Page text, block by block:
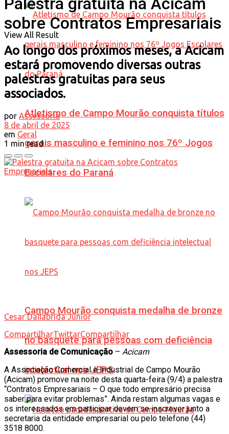
Atletismo de Campo Mourão conquista títulos
gerais masculino e feminino nos 76º Jogos
Escolares do Paraná
Campo Mourão conquista medalha de bronze
no basquete para pessoas com deficiência
intelectual nos JEPS
View All Result
sobre Contratos Empresariais
Ao longo dos próximos meses, a Acicam
estará promovendo diversas outras
palestras gratuitas para seus
associados.
por Assessoria
8 de abril de 2025
em Geral
1 min read
Cesar Dallabrida Júnior
CompartilharTwittarCompartilhar
Assessoria de Comunicação – Acicam
A Associação Comercial e Industrial de Campo Mourão
(Acicam) promove na noite desta quarta-feira (9/4) a palestra
“Contratos Empresariais – O que todo empresário precisa
saber para evitar problemas”. Ainda restam algumas vagas e
os interessados em participar devem se inscrever junto a
secretaria da entidade empresarial ou pelo telefone (44)
3518 8000.